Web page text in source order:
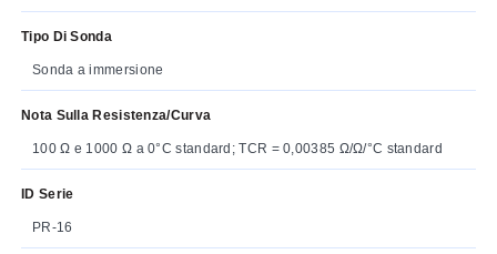
Tipo Di Sonda
Sonda a immersione
Nota Sulla Resistenza/curva
100 Ω e 1000 Ω a 0°C standard; TCR = 0,00385 Ω/Ω/°C standard
ID Serie
PR-16